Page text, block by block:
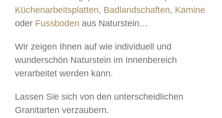
Küchenarbeitsplatten, Badlandschaften, Kamine
oder Fussboden aus Naturstein…
Wir zeigen Ihnen auf wie individuell und
wunderschön Naturstein im Innenbereich
verarbeitet werden kann.
Lassen Sie sich von den unterscheidlichen
Granitarten verzaubern.